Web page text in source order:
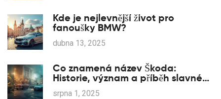
Kde je nejlevnější život pro
fanoušky BMW?
dubna 13, 2025
Co znamená název Škoda:
Historie, význam a příběh slavné
značky
srpna 1, 2025